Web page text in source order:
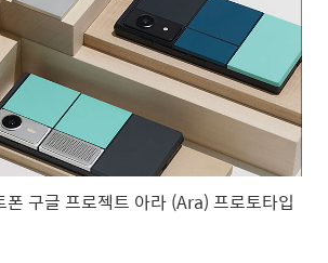
구글 프로젝트 아라 (Ara) 프로토타입